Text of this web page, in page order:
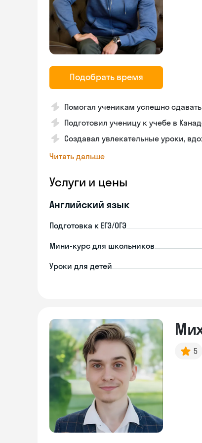
Подобрать время
Помогал ученикам успешно
Подготовил ученицу к учебе в
Создавал увлекательные уроки,
Читать дальше
Услуги и цены
Английский язык
Подготовка к ЕГЭ/ОГЭ
Мини-курс для школьников
Уроки для детей
5